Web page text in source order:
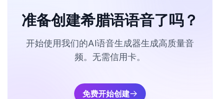
准备创建希腊语语音了吗？
开始使用我们的AI语音生成器生成高质量音
频。无需信用卡。
免费开始创建